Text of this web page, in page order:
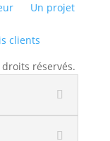
Un projet
clients
réservés.